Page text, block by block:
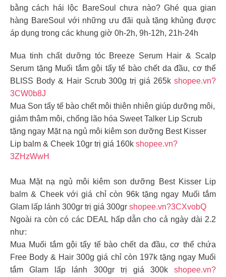
bằng cách hái lộc BareSoul chưa nào? Ghé qua gian
hàng BareSoul với những ưu đãi quà tặng khủng được
áp dụng trong các khung giờ 0h-2h, 9h-12h, 21h-24h
Mua tinh chất dưỡng tóc Breeze Serum Hair & Scalp
Serum tặng Muối tắm gội tẩy tế bào chết da đầu, cơ thể
BLISS Body & Hair Scrub 300g trị giá 265k shopee.vn?
3CW0b8J
Mua Son tẩy tế bào chết môi thiên nhiên giúp dưỡng môi,
giảm thâm môi, chống lão hóa Sweet Talker Lip Scrub
tặng ngay Mặt nạ ngủ môi kiêm son dưỡng Best Kisser
Lip balm & Cheek 10gr trị giá 160k shopee.vn?
3ZHzWwH
Mua Mặt nạ ngủ môi kiêm son dưỡng Best Kisser Lip
balm & Cheek với giá chỉ còn 96k tặng ngay Muối tắm
Glam lấp lánh 300gr trị giá 300gr shopee.vn?3CXvobQ
Ngoài ra còn có các DEAL hấp dẫn cho cả ngày dài 2.2
như:
Mua Muối tắm gội tẩy tế bào chết da đầu, cơ thể chứa
Free Body & Hair 300g giá chỉ còn 197k tặng ngay Muối
tắm Glam lấp lánh 300gr trị giá 300k shopee.vn?